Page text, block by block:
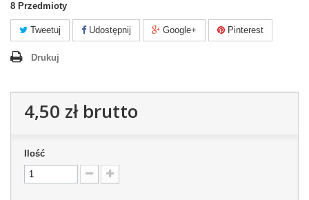
8 Przedmioty
Tweetuj Udostępnij Google+ Pinterest
Drukuj
4,50 złbrutto
Ilość